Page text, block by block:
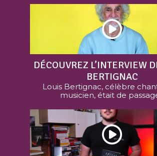
DÉCOUVREZ L’INTERVIEW
BERTIGNAC
Louis Bertignac, célèbre
musicien, était de